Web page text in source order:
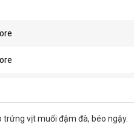
trứng vịt muối đậm đà, béo ngậy.